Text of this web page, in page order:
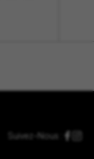
Suivez-Nous :